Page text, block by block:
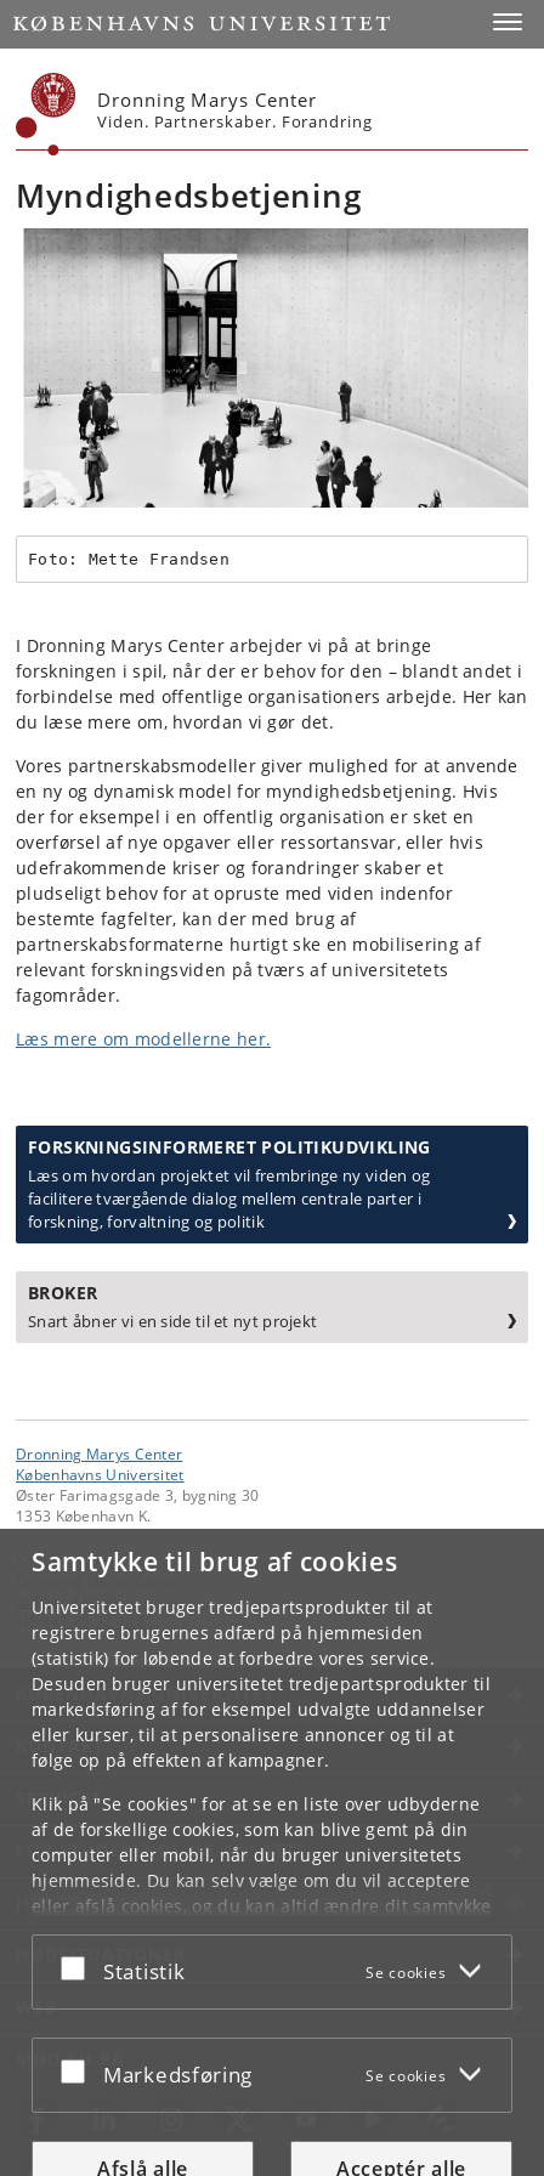
Samtykke til brug af cookies
Universitetet bruger tredjepartsprodukter til at
registrere brugernes adfærd på hjemmesiden
(statistik) for løbende at forbedre vores service.
Desuden bruger universitetet tredjepartsprodukter til
markedsføring af for eksempel udvalgte uddannelser
eller kurser, til at personalisere annoncer og til at
følge op på effekten af kampagner.
Klik på "Se cookies" for at se en liste over udbyderne
af de forskellige cookies, som kan blive gemt på din
computer eller mobil, når du bruger universitetets
hjemmeside. Du kan selv vælge om du vil acceptere
eller afslå cookies, og du kan altid ændre dit samtykke
underCookie- og privatlivspolitiksom du finder i
bunden af hver side.
Acceptér eller afslå
Statistik Se cookies
Acceptér eller afslå
Markedsføring Se cookies
Afslå alle Acceptér alle
Start
Dronning Marys Center
Viden. Partnerskaber. Forandring
Myndighedsbetjening
Foto: Mette Frandsen
I Dronning Marys Center arbejder vi på at bringe
forskningen i spil, når der er behov for den – blandt andet i
forbindelse med offentlige organisationers arbejde. Her kan
du læse mere om, hvordan vi gør det.
Vores partnerskabsmodeller giver mulighed for at anvende
en ny og dynamisk model for myndighedsbetjening. Hvis
der for eksempel i en offentlig organisation er sket en
overførsel af nye opgaver eller ressortansvar, eller hvis
udefrakommende kriser og forandringer skaber et
pludseligt behov for at opruste med viden indenfor
bestemte fagfelter, kan der med brug af
partnerskabsformaterne hurtigt ske en mobilisering af
relevant forskningsviden på tværs af universitetets
fagområder.
Læs mere om modellerne her.
FORSKNINGSINFORMERET POLITIKUDVIKLING
Læs om hvordan projektet vil frembringe ny viden og
facilitere tværgående dialog mellem centrale parter i
forskning, forvaltning og politik
BROKER
Snart åbner vi en side til et nyt projekt
Dronning Marys Center
Københavns Universitet
Øster Farimagsgade 3, bygning 30
1353 København K.
Kontakt:
Dronning Marys Center
@samf .ku.dk
KØBENHAVNS UNIVERSITET
KONTAKT
SERVICES
FOR STUDERENDE OG ANSATTE
JOB OG KARRIERE
NØDSITUATIONER
WEB
MØD KU PÅ